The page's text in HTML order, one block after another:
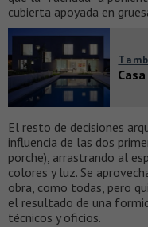
cubierta apoyada en
El resto de decisiones
influencia de las dos
porche), arrastrando al
colores y luz. Se
obra, como todas, pero
el resultado de una
técnicos y oficios.